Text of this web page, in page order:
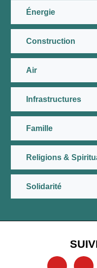
Énergie
Construction
Air
Infrastructures
Famille
Religions &
Solidarité